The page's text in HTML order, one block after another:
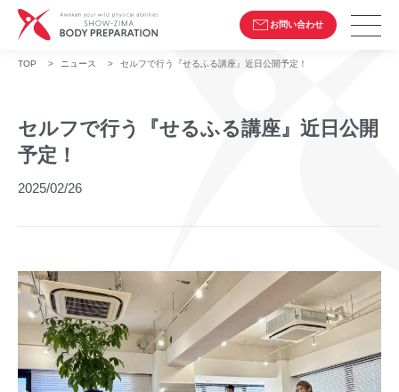
お問い合わせ
TOP > ニュース > セルフで行う『せるふる講座』近日公開予定！
セルフで行う『せるふる講座』近日公開
予定！
2025/02/26